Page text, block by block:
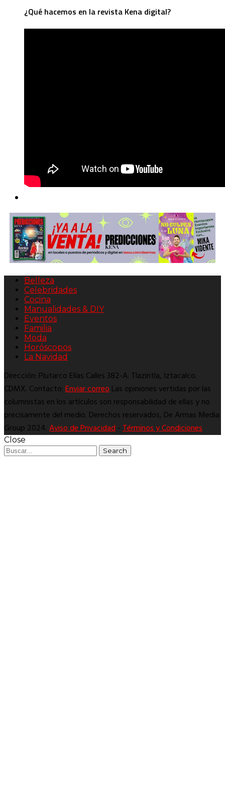
¿Qué hacemos en la revista Kena digital?
Belleza
Celebridades
Cocina
Manualidades & DIY
Eventos
Familia
Moda
Horóscopos
La Navidad
Dirección: Plutarco Elías Calles 382-A. Tlazintla, Iztacalco.
CDMX. Contacto:Enviar correoLas opiniones vertidas por las
columnistas en los artículos son responsabilidad de ellas y no
precisamente del medio. Derechos reservados, De Armas Media
Group 2024.Aviso de Privacidad-Términos y Condiciones
Close